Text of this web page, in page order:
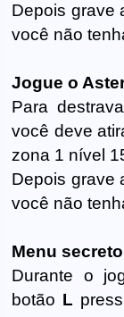
Depois grave
você não
Jogue o
Para
você deve
zona 1 nível
Depois grave
você não
Menu secreto
Durante o
botão L